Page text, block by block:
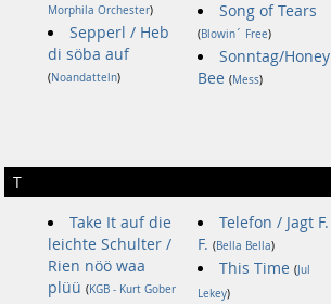
Morphila Orchester)
Sepperl / Heb
di söba auf
(Noandatteln)
Song of Tears
(Blowin´ Free)
Sonntag/Honey
Bee (Mess)
T
Take It auf die
leichte Schulter /
Rien nöö waa
plüü (KGB - Kurt Gober
Telefon / Jagt F.
F. (Bella Bella)
This Time (Jul
Lekey)